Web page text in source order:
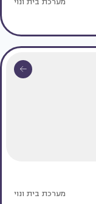
מערכת בית ונוי